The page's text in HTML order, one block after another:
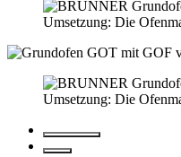
Umsetzung: Die
Umsetzung: Die